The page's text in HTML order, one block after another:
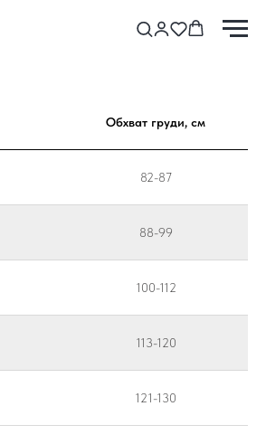
Обхват груди, см
82-87
88-99
100-112
113-120
121-130